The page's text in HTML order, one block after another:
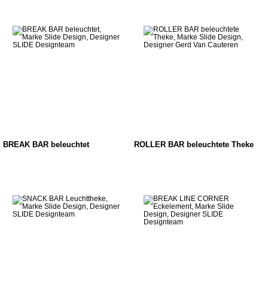
BREAK BAR beleuchtet ROLLER BAR beleuchtete Theke